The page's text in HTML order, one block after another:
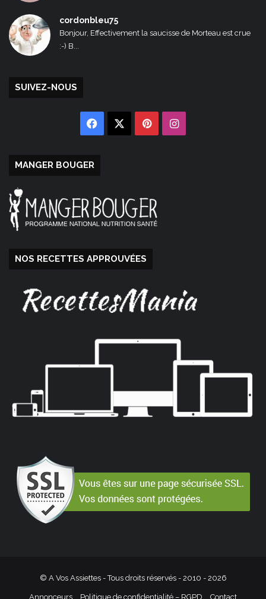
cordonbleu75
Bonjour, Effectivement la saucisse de Morteau est crue
:-) B...
SUIVEZ-NOUS
Facebook PinterestInstagram
MANGER BOUGER
NOS RECETTES APPROUVÉES
© A Vos Assiettes - Tous droits réservés - 2010 - 2026
Annonceurs Politique de confidentialité – RGPD Contact